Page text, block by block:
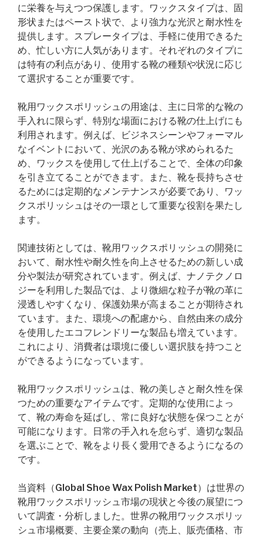
に栄養を与えつつ保護します。ワックスタイプは、固
形状またはペースト状で、より強力な光沢と耐水性を
提供します。スプレータイプは、手軽に使用できるた
め、忙しい方に人気があります。それぞれのタイプに
は特有の利点があり、使用する靴の種類や状況に応じ
て選択することが重要です。
靴用ワックスポリッシュの用途は、主に日常的な靴の
手入れに限らず、特別な場面における靴の仕上げにも
利用されます。例えば、ビジネスシーンやフォーマル
なイベントにおいて、光沢のある靴が求められるた
め、ワックスを使用して仕上げることで、全体の印象
を引き立てることができます。また、靴を長持ちさせ
るためには定期的なメンテナンスが必要であり、ワッ
クスポリッシュはその一環として重要な役割を果たし
ます。
関連技術としては、靴用ワックスポリッシュの開発に
おいて、耐水性や耐久性を向上させるための新しい成
分や製法が研究されています。例えば、ナノテクノロ
ジーを利用した製品では、より微細な粒子が靴の革に
浸透しやすくなり、保護効果が高まることが期待され
ています。また、環境への配慮から、自然由来の成分
を使用したエコフレンドリーな製品も増えています。
これにより、消費者は環境に優しい選択肢を持つこと
ができるようになっています。
靴用ワックスポリッシュは、靴の美しさと耐久性を保
つための重要なアイテムです。定期的な使用によっ
て、靴の寿命を延ばし、常に良好な状態を保つことが
可能になります。日常の手入れを怠らず、適切な製品
を選ぶことで、靴をより長く愛用できるようになるの
です。
当資料（Global Shoe Wax Polish Market）は世界の
靴用ワックスポリッシュ市場の現状と今後の展望につ
いて調査・分析しました。世界の靴用ワックスポリッ
シュ市場概要、主要企業の動向（売上、販売価格、市